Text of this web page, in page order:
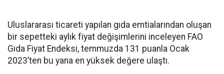
Uluslararası ticareti yapılan gıda emtialarından oluşan
bir sepetteki aylık fiyat değişimlerini inceleyen FAO
Gıda Fiyat Endeksi, temmuzda 131 puanla Ocak
2023’ten bu yana en yüksek değere ulaştı.